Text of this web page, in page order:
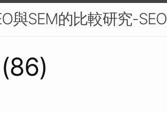
與SEM的比較研究-SEO